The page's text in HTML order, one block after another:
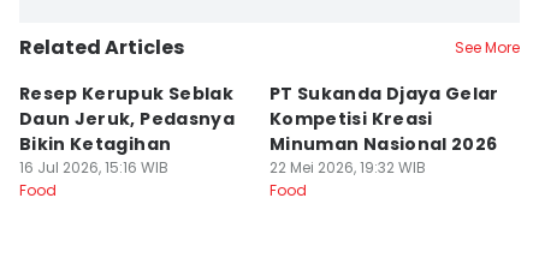
Related Articles See More
Resep Kerupuk Seblak
Daun Jeruk, Pedasnya
Bikin Ketagihan
16 Jul 2026, 15:16 WIB
Food
PT Sukanda Djaya Gelar
Kompetisi Kreasi
Minuman Nasional 2026
22 Mei 2026, 19:32 WIB
Food